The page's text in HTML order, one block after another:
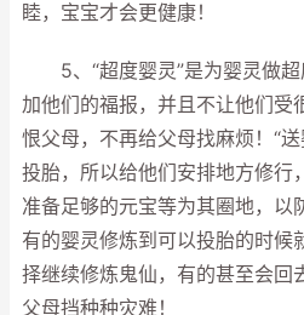
睦，宝宝才会更健康！
5、“超度婴灵”是为婴灵做超
加他们的福报，并且不让他们受
恨父母，不再给父母找麻烦！“
投胎，所以给他们安排地方修行
准备足够的元宝等为其圈地，以
有的婴灵修炼到可以投胎的时候
择继续修炼鬼仙，有的甚至会回
父母挡种种灾难！